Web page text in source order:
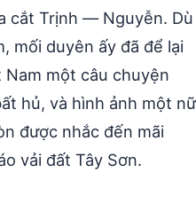
cắt Trịnh — Nguyễn. Dù
mối duyên ấy đã để lại
một câu chuyện
hủ, và hình ảnh một nữ
được nhắc đến mãi
vải đất Tây Sơn.